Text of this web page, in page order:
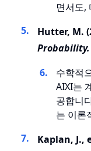
면서도,
Hutter, M.
Probability.
수학적
AIXI는
공합니
는 이론
Kaplan, J.,